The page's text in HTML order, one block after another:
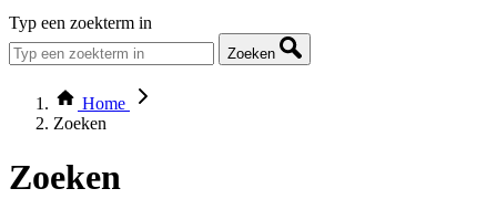
Thema COVID-19
Bekijk per bestuursorgaan
Typ een zoekterm in
Zoeken
Home
Zoeken
Zoeken